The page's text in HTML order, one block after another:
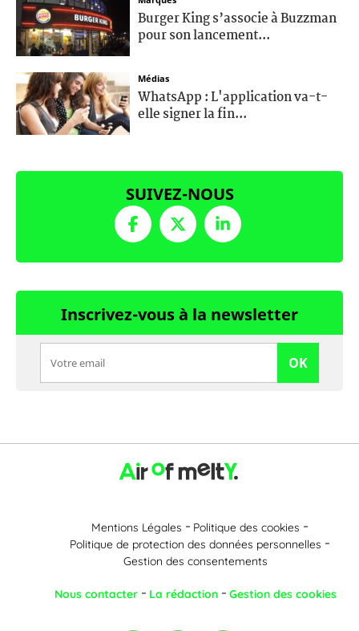
Burger King s’associe à Buzzman
pour son lancement...
Médias
WhatsApp : L'application va-t-
elle signer la fin...
SUIVEZ-NOUS
Inscrivez-vous à la newsletter
OK
Mentions Légales
Politique des cookies
Politique de protection des données personnelles
Gestion des consentements
Nous contacter La rédaction Gestion des cookies